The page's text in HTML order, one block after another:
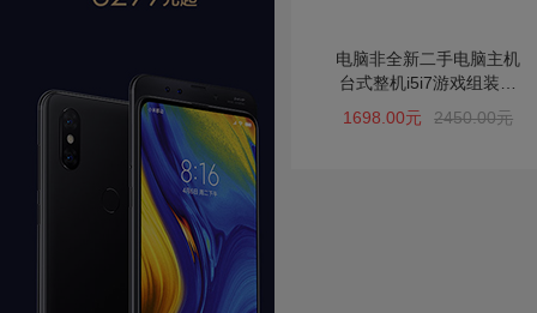
电脑非全新二手电脑主机
台式整机i5i7游戏组装机
27寸无边框显示器
1698.00元 2450.00元